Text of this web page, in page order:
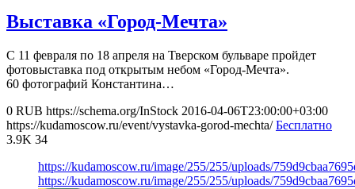
Выставка «Город-Мечта»
С 11 февраля по 18 апреля на Тверском бульваре пройдет
фотовыставка под открытым небом «Город-Мечта».
60 фотографий Константина…
0 RUB https://schema.org/InStock 2016-04-06T23:00:00+03:00
https://kudamoscow.ru/event/vystavka-gorod-mechta/ Бесплатно
3.9K 34
https://kudamoscow.ru/image/255/255/uploads/
https://kudamoscow.ru/image/255/255/uploads/